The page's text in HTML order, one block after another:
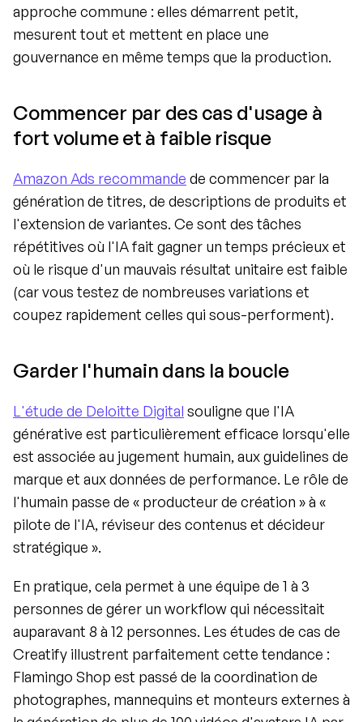
approche commune : elles démarrent petit,
mesurent tout et mettent en place une
gouvernance en même temps que la production.
Commencer par des cas d'usage à
fort volume et à faible risque
Amazon Ads recommande de commencer par la
génération de titres, de descriptions de produits et
l'extension de variantes. Ce sont des tâches
répétitives où l'IA fait gagner un temps précieux et
où le risque d'un mauvais résultat unitaire est faible
(car vous testez de nombreuses variations et
coupez rapidement celles qui sous-performent).
Garder l'humain dans la boucle
L'étude de Deloitte Digital souligne que l'IA
générative est particulièrement efficace lorsqu'elle
est associée au jugement humain, aux guidelines de
marque et aux données de performance. Le rôle de
l'humain passe de « producteur de création » à «
pilote de l'IA, réviseur des contenus et décideur
stratégique ».
En pratique, cela permet à une équipe de 1 à 3
personnes de gérer un workflow qui nécessitait
auparavant 8 à 12 personnes. Les études de cas de
Creatify illustrent parfaitement cette tendance :
Flamingo Shop est passé de la coordination de
photographes, mannequins et monteurs externes à